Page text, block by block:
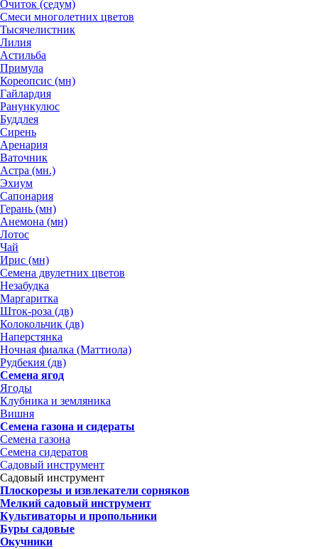
Очиток (седум)
Смеси многолетних цветов
Тысячелистник
Лилия
Астильба
Примула
Кореопсис (мн)
Гайлардия
Ранункулюс
Буддлея
Сирень
Аренария
Ваточник
Астра (мн.)
Эхиум
Сапонария
Герань (мн)
Анемона (мн)
Лотос
Чай
Ирис (мн)
Семена двулетних цветов
Незабудка
Маргаритка
Шток-роза (дв)
Колокольчик (дв)
Наперстянка
Ночная фиалка (Маттиола)
Рудбекия (дв)
Семена ягод
Ягоды
Клубника и земляника
Вишня
Семена газона и сидераты
Семена газона
Семена сидератов
Садовый инструмент
Садовый инструмент
Плоскорезы и извлекатели сорняков
Мелкий садовый инструмент
Культиваторы и пропольники
Буры садовые
Окучники